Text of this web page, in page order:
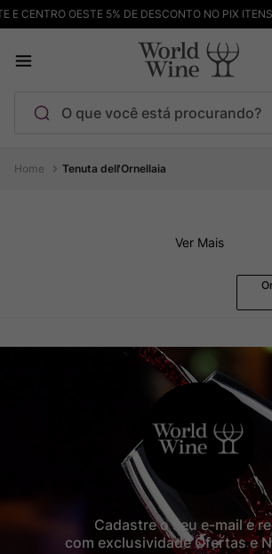
CENTRO OESTE 5% DE DESCONTO NO PIX ITENS
Tenuta dell'Ornellaia
Ver Mais
Cadastre o seu e-mail e
com exclusividade Ofertas e